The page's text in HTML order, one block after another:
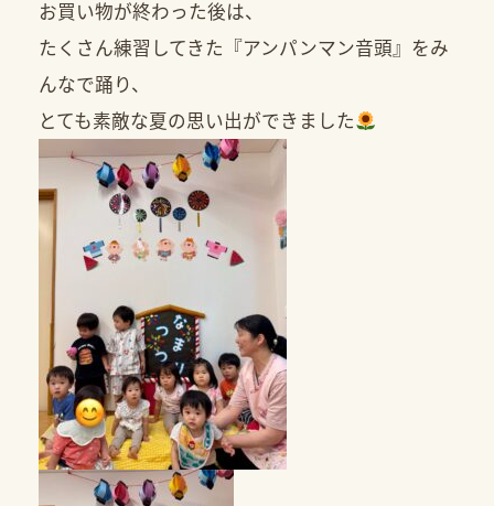
お買い物が終わった後は、
たくさん練習してきた『アンパンマン音頭』をみ
んなで踊り、
とても素敵な夏の思い出ができました